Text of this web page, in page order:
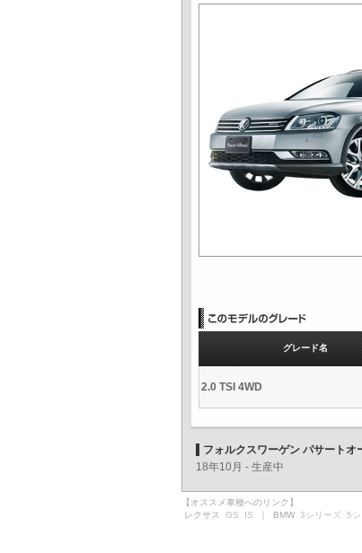
グレード名
2.0 TSI 4WD
フォルクスワーゲン パサート
18年10月 - 生産中
【オススメ車種へのリンク】
レクサス GS IS ｜ BMW 3シリーズ 5